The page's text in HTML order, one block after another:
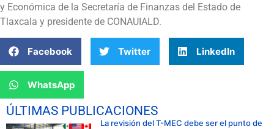
y Económica de la Secretaría de Finanzas del Estado de
Tlaxcala y presidente de CONAUIALD.
Facebook Twitter LinkedIn
WhatsApp
ÚLTIMAS PUBLICACIONES
La revisión del T-MEC debe ser el punto de